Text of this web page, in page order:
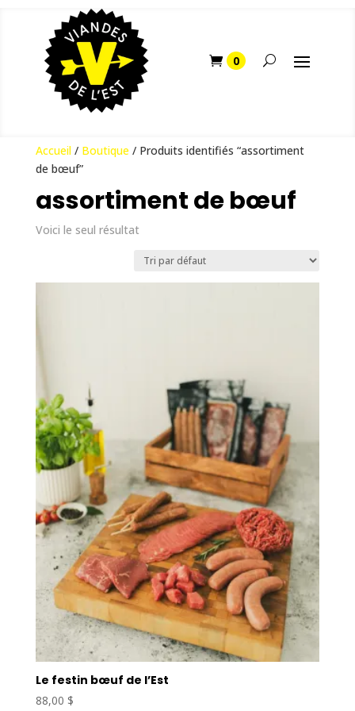
Accueil/ Boutique/ Produits identifiés “assortiment
de bœuf”
assortiment de bœuf
Voici le seul résultat
Le festin bœuf de l’Est
88,00 $